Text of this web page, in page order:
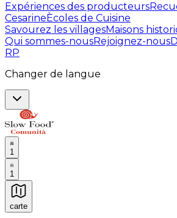
Expériences des producteurs
CesarineÈcoles de Cuisine
Savourez les villagesMaisons
Qui sommes-nousRejoignez-nous
RP
Changer de langue
1
1
carte